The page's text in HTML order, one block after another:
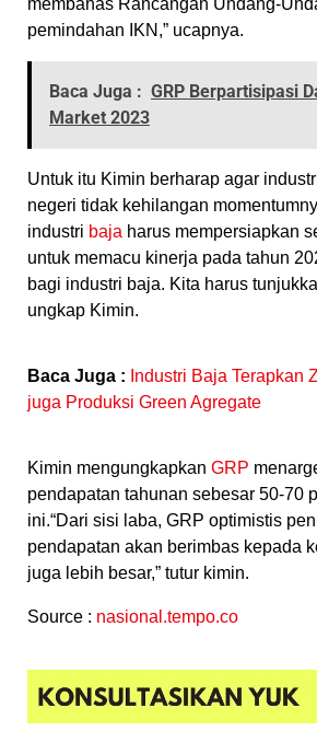
membahas Rancangan Undang-
pemindahan IKN,” ucapnya.
Baca Juga : GRP Berpartisipasi
Market 2023
Untuk itu Kimin berharap agar
negeri tidak kehilangan
industri baja harus mempersiapkan
untuk memacu kinerja pada tahun
bagi industri baja. Kita harus
ungkap Kimin.
Baca Juga : Industri Baja Terapkan
juga Produksi Green Agregate
Kimin mengungkapkan GRP
pendapatan tahunan sebesar 50-70
ini.“Dari sisi laba, GRP optimistis
pendapatan akan berimbas kepada
juga lebih besar,” tutur kimin.
Source : nasional.tempo.co